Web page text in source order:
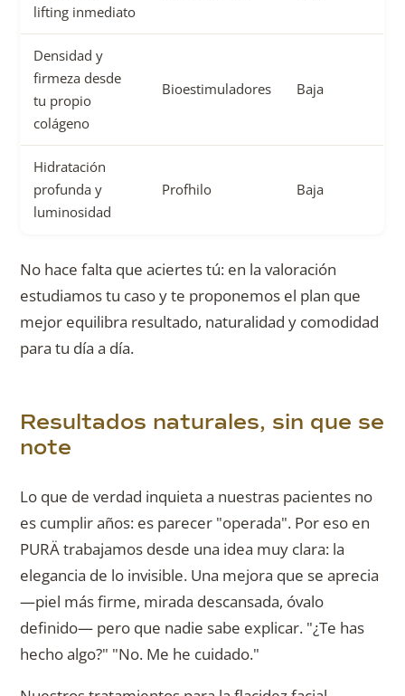
lifting inmediato
Densidad y
firmeza desde
tu propio
colágeno
Bioestimuladores Baja
Hidratación
profunda y
luminosidad
Profhilo Baja
No hace falta que aciertes tú: en la valoración
estudiamos tu caso y te proponemos el plan que
mejor equilibra resultado, naturalidad y comodidad
para tu día a día.
Resultados naturales, sin que se
note
Lo que de verdad inquieta a nuestras pacientes no
es cumplir años: es parecer "operada". Por eso en
PURÄ trabajamos desde una idea muy clara: la
elegancia de lo invisible. Una mejora que se aprecia
—piel más firme, mirada descansada, óvalo
definido— pero que nadie sabe explicar. "¿Te has
hecho algo?" "No. Me he cuidado."